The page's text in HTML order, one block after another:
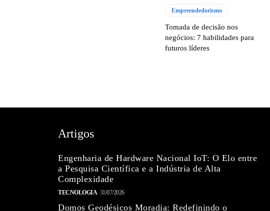
Empreendedorismo
Tomada de decisão nos
negócios: 7 habilidades para
futuros líderes
Artigos
Engenharia de Hardware Nacional IoT: O Elo entre
a Pesquisa Científica e a Indústria de Alta
Complexidade
TECNOLOGIA 31/07/2026
Domos Geodésicos Moradia: Redefinindo o